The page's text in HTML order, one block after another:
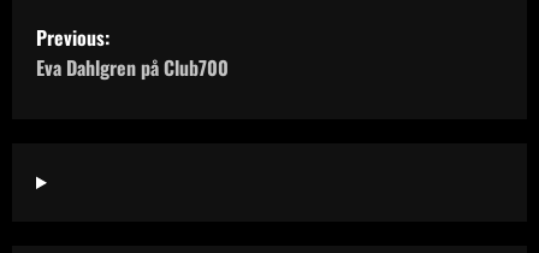
P
o
t
Previous:
Eva Dahlgren på Club700